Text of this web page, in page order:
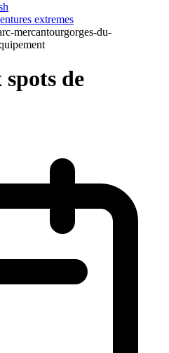
extremes
mercantourgorges-du-
de